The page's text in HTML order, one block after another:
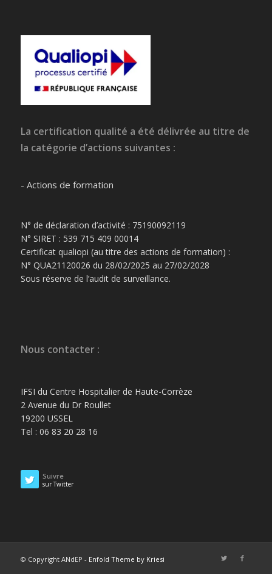
La certification qualité a été délivrée au titre de
la catégorie d’actions suivantes :
- Actions de formation
N° de déclaration d’activité : 75190092119
N° SIRET : 539 715 409 00014
Certificat qualiopi (au titre des actions de formation) :
N° QUA21120026 du 28/02/2025 au 27/02/2028
Sous réserve de l’audit de surveillance.
Nous contacter :
IFSI du Centre Hospitalier de Haute-Corrèze
2 Avenue du Dr Roullet
19200 USSEL
Tel : 06 83 20 28 16
Suivre
sur Twitter
© Copyright ANdEP - Enfold Theme by Kriesi